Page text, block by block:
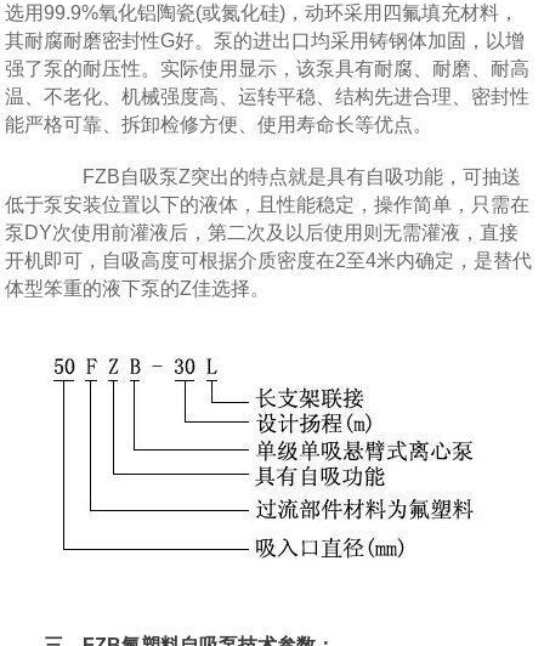
选用99.9%氧化铝陶瓷(或氮化硅)，动环采用四氟填充材料，
其耐腐耐磨密封性G好。泵的进出口均采用铸钢体加固，以增
强了泵的耐压性。实际使用显示，该泵具有耐腐、耐磨、耐高
温、不老化、机械强度高、运转平稳、结构先进合理、密封性
能严格可靠、拆卸检修方便、使用寿命长等优点。
FZB自吸泵Z突出的特点就是具有自吸功能，可抽送
低于泵安装位置以下的液体，且性能稳定，操作简单，只需在
泵DY次使用前灌液后，第二次及以后使用则无需灌液，直接
开机即可，自吸高度可根据介质密度在2至4米内确定，是替代
体型笨重的液下泵的Z佳选择。